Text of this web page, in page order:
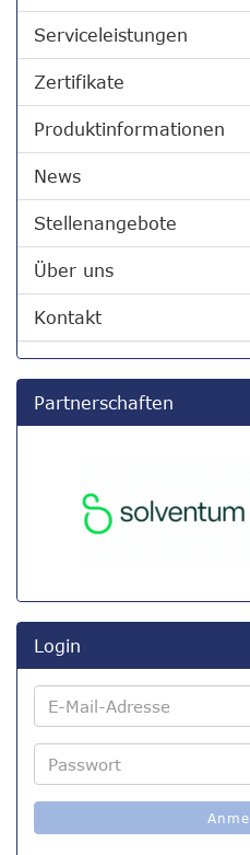
Serviceleistungen
Zertifikate
Produktinformationen
News
Stellenangebote
Über uns
Kontakt
Partnerschaften
Login
E-
Mail-
Passwort